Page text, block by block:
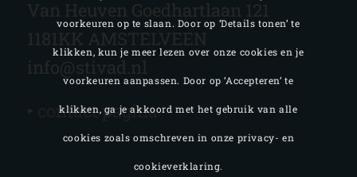
Van Heuven Goedhartlaan 121
1181KK AMSTELVEEN
info@stivad.nl
‣
contact pagina
voorkeuren op te slaan. Door op ‘Details tonen’ te
klikken, kun je meer lezen over onze cookies en je
voorkeuren aanpassen. Door op ‘Accepteren’ te
klikken, ga je akkoord met het gebruik van alle
cookies zoals omschreven in onze privacy- en
cookieverklaring.